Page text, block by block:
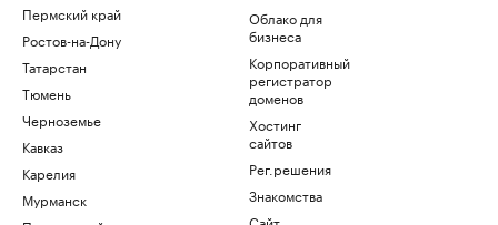
Пермский край
Ростов-на-Дону
Татарстан
Тюмень
Черноземье
Кавказ
Карелия
Мурманск
Облако для
бизнеса
Корпоративный
регистратор
доменов
Хостинг
сайтов
Рег.решения
Знакомства